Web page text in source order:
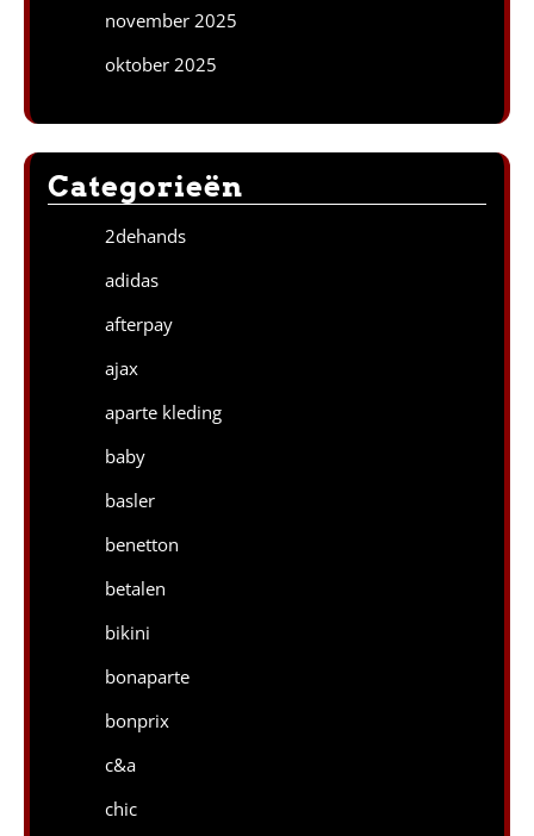
november 2025
oktober 2025
Categorieën
2dehands
adidas
afterpay
ajax
aparte kleding
baby
basler
benetton
betalen
bikini
bonaparte
bonprix
c&a
chic